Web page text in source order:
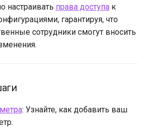
настраивать права доступа к
гарантируя, что
сотрудники смогут вносить
: Узнайте, как добавить ваш